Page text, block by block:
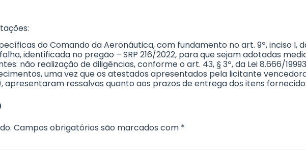
do Comando da Aeronáutica, com fundamento no art. 9º, inciso I,
identificada no pregão – SRP 216/2022, para que sejam adotadas
não realização de diligências, conforme o art. 43, § 3º, da Lei 8.666/
uma vez que os atestados apresentados pela licitante
apresentaram ressalvas quanto aos prazos de entrega dos itens
Campos obrigatórios são marcados com *